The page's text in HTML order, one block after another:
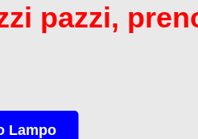
pazzi,
Lampo